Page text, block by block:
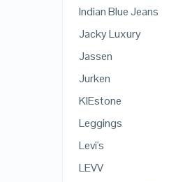
Indian Blue Jeans
Jacky Luxury
Jassen
Jurken
KIEstone
Leggings
Levi's
LEVV